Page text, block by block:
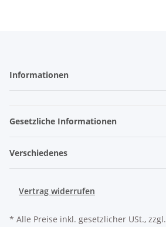
Informationen
Gesetzliche Informationen
Verschiedenes
Vertrag widerrufen
* Alle Preise inkl. gesetzlicher USt., zzgl.